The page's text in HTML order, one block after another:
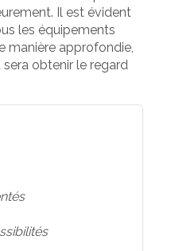
Il est évident
les équipements
manière approfondie,
obtenir le regard